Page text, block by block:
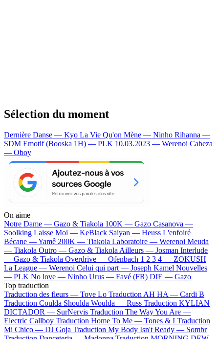
Sélection du moment
Dernière Danse — Kyo La Vie Qu'on Mène — Ninho Rihanna —
SDM Emotif (Booska 1H) — PLK 10.03.2023 — Werenoi Cabeza
— Oboy
On aime
Notre Dame — Gazo & Tiakola 100K — Gazo Casanova —
Soolking Laisse Moi — KeBlack Saiyan — Heuss L'enfoiré
Bécane —Yamê 200K — Tiakola Laboratoire — Werenoi Meuda
— Tiakola Outro — Gazo & Tiakola Ailleurs — Josman Interlude
— Gazo & Tiakola Overdrive — Ofenbach 1 2 3 4 — ZOKUSH
La League — Werenoi Celui qui part — Joseph Kamel Nouvelles
— PLK No love — Ninho Urus — Favé (FR) DIE — Gazo
Top traduction
Traduction des fleurs — Tove Lo Traduction AH HA — Cardi B
Traduction Coulda Shoulda Woulda — Russ Traduction KYLIAN
DICTADOR — SurNervis Traduction The Way You Are —
Electric Callboy Traduction Home To Me — Tones & I Traduction
Mi Chico — DJ Goja Traduction My Body Isn't Ready — Sombr